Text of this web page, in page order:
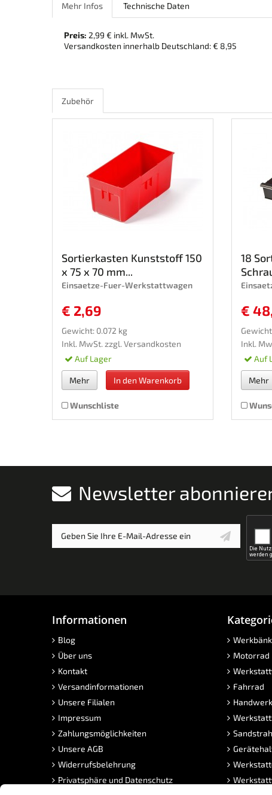
Mehr Infos Technische Daten
Preis: 2,99 € inkl. MwSt.
Versandkosten innerhalb Deutschland: € 8,95
Zubehör
Sortierkasten Kunststoff 150
x 75 x 70 mm...
Einsaetze-Fuer-Werkstattwagen
€ 2,69
Gewicht: 0.072 kg
Inkl. MwSt. zzgl. Versandkosten
Auf Lager
Mehr In den Warenkorb
Wunschliste
18
€
Inkl.
Auf
Mehr
Newsletter
Informationen
Blog
Über uns
Kontakt
Versandinformationen
Unsere Filialen
Impressum
Zahlungsmöglichkeiten
Unsere AGB
Widerrufsbelehrung
Privatsphäre und Datenschutz
Motorrad
Fahrrad